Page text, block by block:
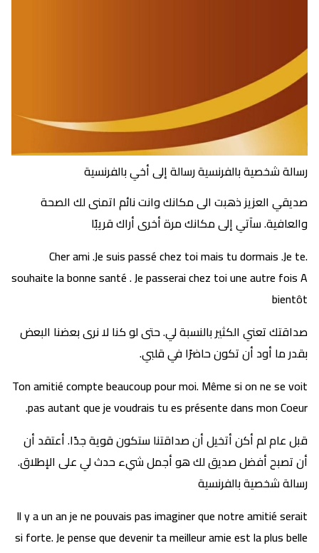
رسالة شخصية بالفرنسية رسالة إلى أخي بالفرنسية
صديقي العزيز ذهبت الى مكانك وانت نائم اتمنى لك الصحة
والعافية. سآتي إلى مكانك مرة أخرى أراك قريبًا
.Cher ami .Je suis passé chez toi mais tu dormais .Je te
souhaite la bonne santé . Je passerai chez toi une autre fois A
bientôt
صداقتك تعني الكثير بالنسبة لي. حتى لو كنا لا نرى بعضنا البعض
بقدر ما أود أن تكون حاضرًا في قلبي.
Ton amitié compte beaucoup pour moi. Même si on ne se voit
pas autant que je voudrais tu es présente dans mon Coeur.
قبل عام لم أكن أتخيل أن صداقتنا ستكون قوية جدًا. أعتقد أن
أن تصبح أفضل صديق لك هو أجمل شيء حدث لي على الإطلاق.
رسالة شخصية بالفرنسية
Il y a un an je ne pouvais pas imaginer que notre amitié serait
si forte. Je pense que devenir ta meilleur amie est la plus belle